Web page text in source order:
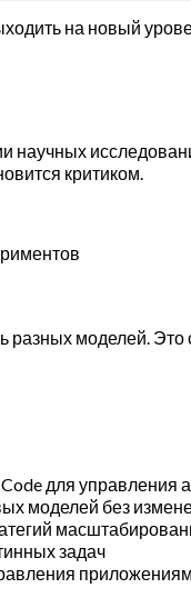
на новый
научных
критиком.
разных моделей.
для управления
моделей без
задач